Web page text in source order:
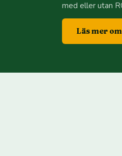
med eller utan
Läs mer